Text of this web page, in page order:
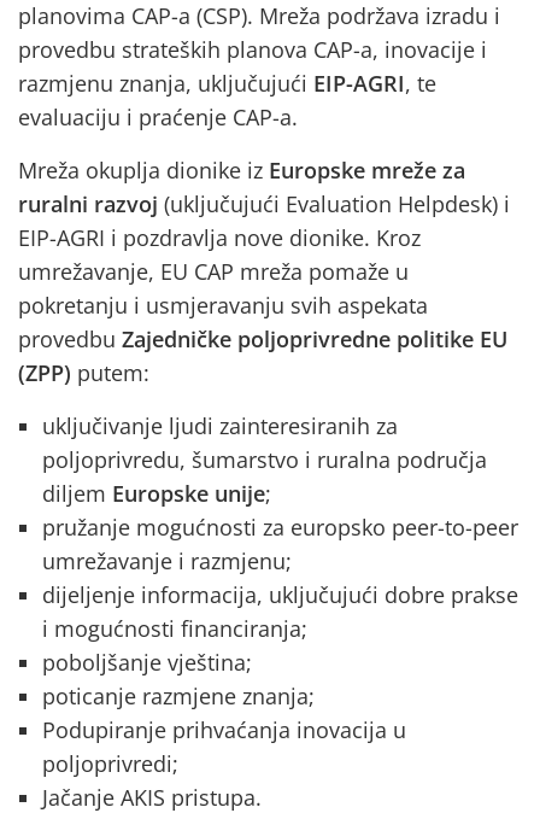
planovima CAP-a (CSP). Mreža podržava izradu i
provedbu strateških planova CAP-a, inovacije i
razmjenu znanja, uključujući EIP-AGRI, te
evaluaciju i praćenje CAP-a.
Mreža okuplja dionike iz Europske mreže za
ruralni razvoj (uključujući Evaluation Helpdesk) i
EIP-AGRI i pozdravlja nove dionike. Kroz
umrežavanje, EU CAP mreža pomaže u
pokretanju i usmjeravanju svih aspekata
provedbu Zajedničke poljoprivredne politike EU
(ZPP) putem:
uključivanje ljudi zainteresiranih za
poljoprivredu, šumarstvo i ruralna područja
diljem Europske unije;
pružanje mogućnosti za europsko peer-to-peer
umrežavanje i razmjenu;
dijeljenje informacija, uključujući dobre prakse
i mogućnosti financiranja;
poboljšanje vještina;
poticanje razmjene znanja;
Podupiranje prihvaćanja inovacija u
poljoprivredi;
Jačanje AKIS pristupa.